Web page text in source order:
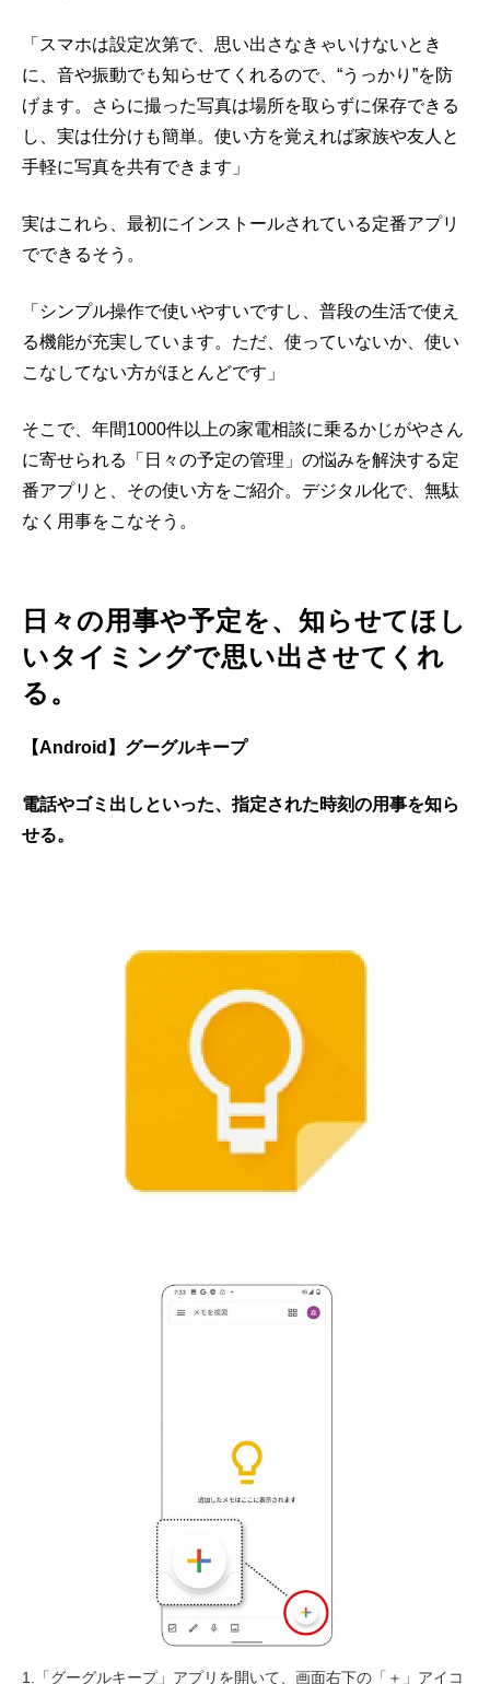
「スマホは設定次第で、思い出さなきゃいけないとき
に、音や振動でも知らせてくれるので、“うっかり”を防
げます。さらに撮った写真は場所を取らずに保存できる
し、実は仕分けも簡単。使い方を覚えれば家族や友人と
手軽に写真を共有できます」
実はこれら、最初にインストールされている定番アプリ
でできるそう。
「シンプル操作で使いやすいですし、普段の生活で使え
る機能が充実しています。ただ、使っていないか、使い
こなしてない方がほとんどです」
そこで、年間1000件以上の家電相談に乗るかじがやさん
に寄せられる「日々の予定の管理」の悩みを解決する定
番アプリと、その使い方をご紹介。デジタル化で、無駄
なく用事をこなそう。
日々の用事や予定を、知らせてほし
いタイミングで思い出させてくれ
る。
【Android】グーグルキープ
電話やゴミ出しといった、指定された時刻の用事を知ら
せる。
1.「グーグルキープ」アプリを開いて、画面右下の「＋」アイコ